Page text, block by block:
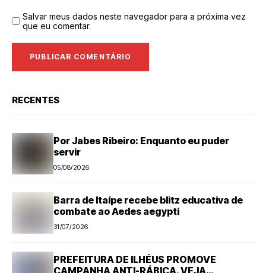
Salvar meus dados neste navegador para a próxima vez
que eu comentar.
RECENTES
Por Jabes Ribeiro: Enquanto eu puder
servir
05/08/2026
Barra de Itaípe recebe blitz educativa de
combate ao Aedes aegypti
31/07/2026
PREFEITURA DE ILHÉUS PROMOVE